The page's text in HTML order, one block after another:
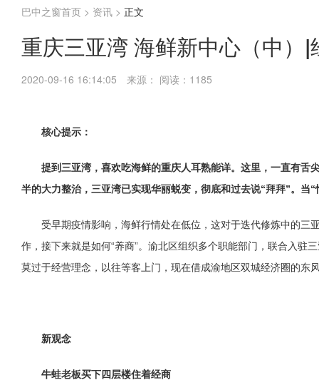
巴中之窗首页 > 资讯 > 正文
重庆三亚湾 海鲜新中心（中）
2020-09-16 16:14:05 来源： 阅读：1185
核心提示：
提到三亚湾，喜欢吃海鲜的重庆人耳熟能详。这里，一直有舌
半的大力整治，三亚湾已实现华丽蜕变，彻底和过去说“拜拜”。当
受早期疫情影响，海鲜行情处在低位，这对于迭代修炼中的三
作，接下来就是如何“养商”。渝北区组织多个职能部门，联合入驻
莫过于经营理念，以往等客上门，现在借成渝地区双城经济圈的东
新观念
牛蛙老板买下四层楼住着经商